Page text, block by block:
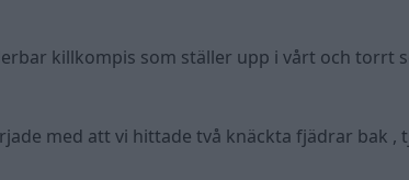
killkompis som ställer upp i vårt och torrt
med att vi hittade två knäckta fjädrar bak